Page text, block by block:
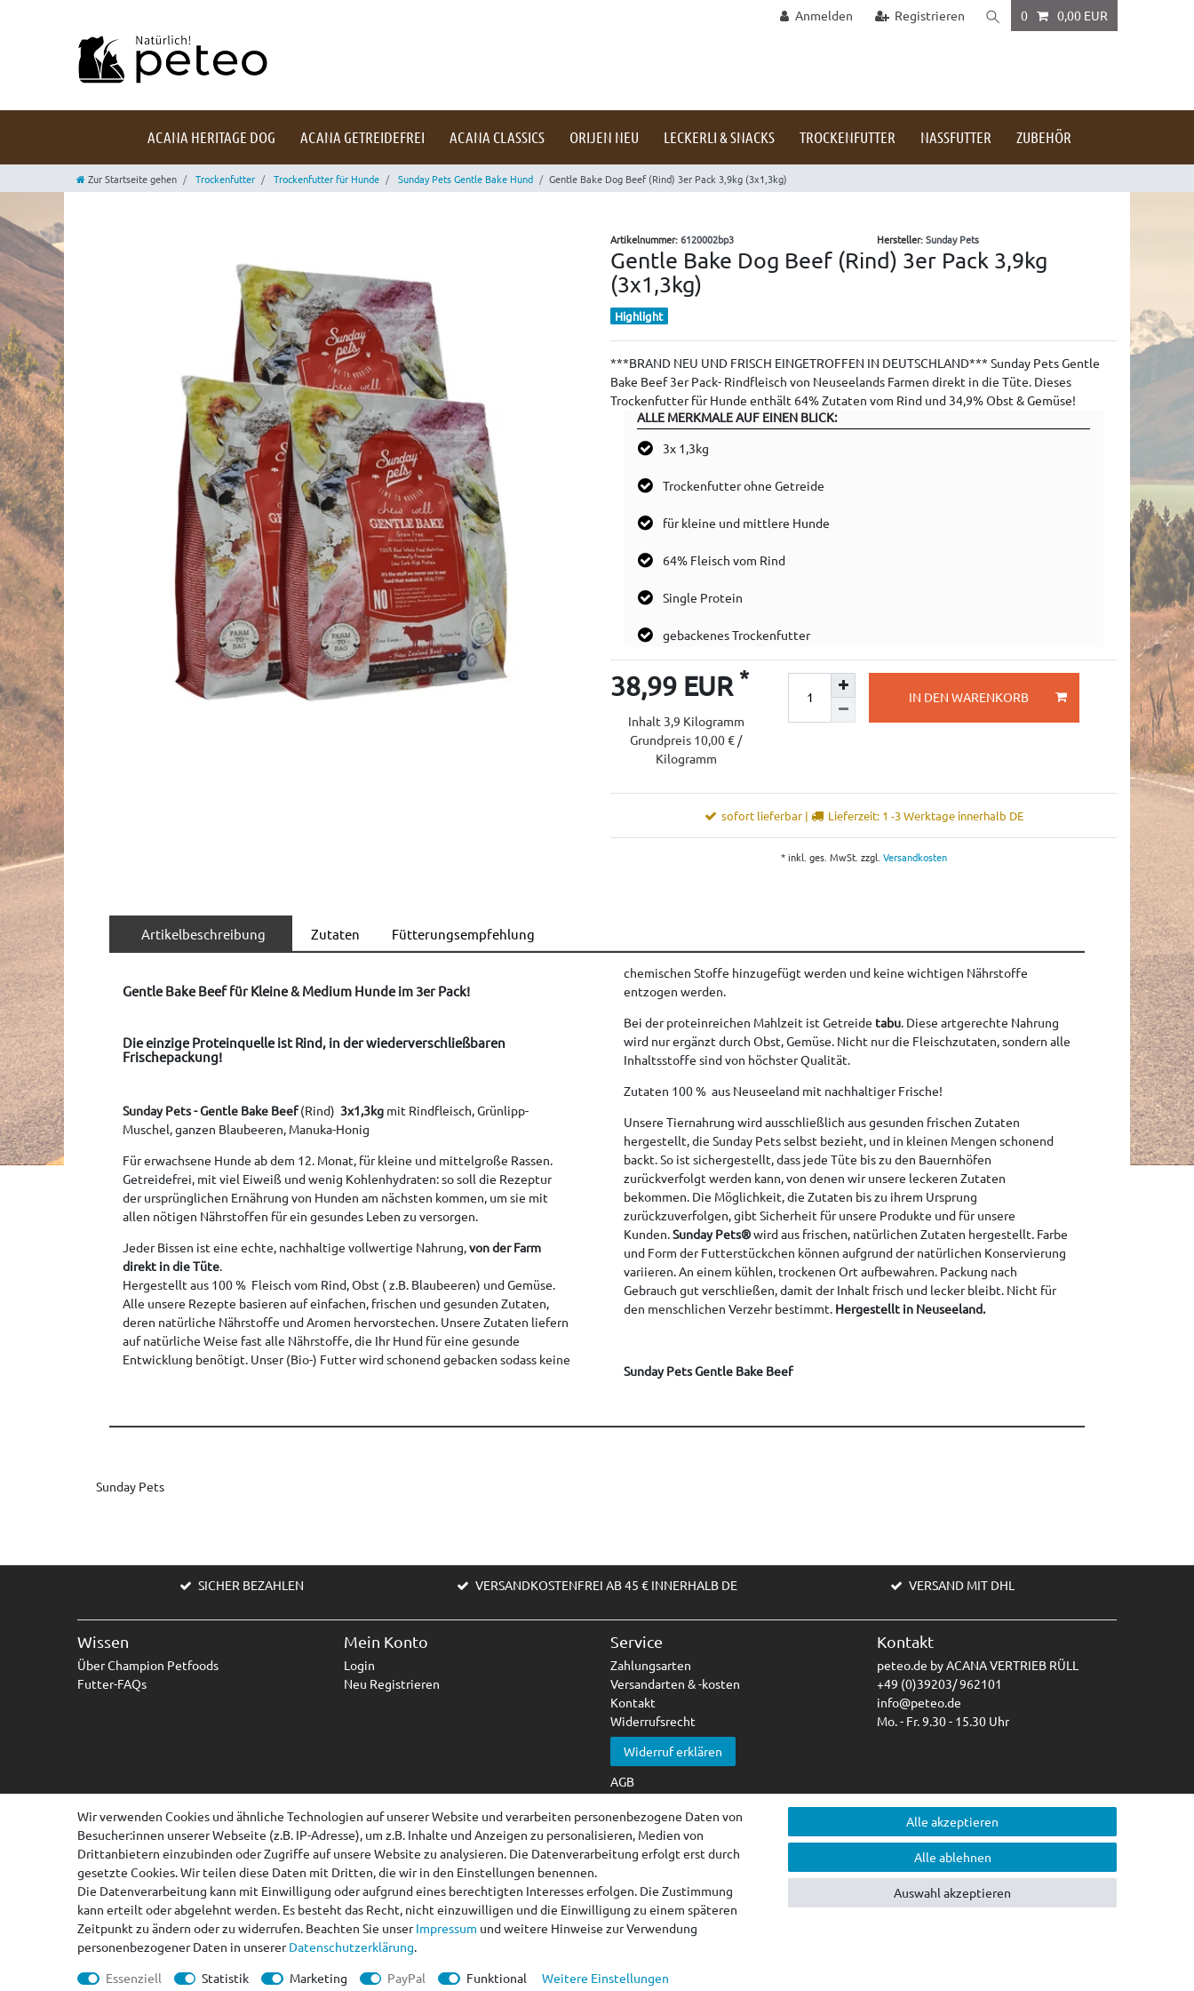
Anmelden Registrieren 0 0,00 EUR
ACANA HERITAGE DOG ACANA GETREIDEFREI ACANA CLASSICS ORIJEN NEU LECKERLI & SNACKS TROCKENFUTTER NASSFUTTER ZUBEHÖR
Zur Startseite gehen Trockenfutter Trockenfutter für Hunde Sunday Pets Gentle Bake Hund Gentle Bake Dog Beef (Rind) 3er Pack 3,9kg (3x1,3kg)
Artikelnummer:6120002bp3 Hersteller:Sunday Pets
Gentle Bake Dog Beef (Rind) 3er Pack 3,9kg
(3x1,3kg)
Highlight
***BRAND NEU UND FRISCH EINGETROFFEN IN DEUTSCHLAND*** Sunday Pets Gentle
Bake Beef 3er Pack- Rindfleisch von Neuseelands Farmen direkt in die Tüte. Dieses
Trockenfutter für Hunde enthält 64% Zutaten vom Rind und 34,9% Obst & Gemüse!
ALLE MERKMALE AUF EINEN BLICK:
3x 1,3kg
Trockenfutter ohne Getreide
für kleine und mittlere Hunde
64% Fleisch vom Rind
Single Protein
gebackenes Trockenfutter
38,99 EUR *
Inhalt 3,9 Kilogramm
Grundpreis 10,00 € /
Kilogramm
IN DEN WARENKORB
sofort lieferbar | Lieferzeit: 1 -3 Werktage innerhalb DE
* inkl. ges. MwSt. zzgl. Versandkosten
Artikelbeschreibung Zutaten Fütterungsempfehlung
Gentle Bake Beef für Kleine & Medium Hunde im 3er Pack!
Die einzige Proteinquelle ist Rind, in der wiederverschließbaren
Frischepackung!
Sunday Pets - Gentle Bake Beef(Rind) 3x1,3kg mit Rindfleisch, Grünlipp-
Muschel, ganzen Blaubeeren, Manuka-Honig
Für erwachsene Hunde ab dem 12. Monat, für kleine und mittelgroße Rassen.
Getreidefrei, mit viel Eiweiß und wenig Kohlenhydraten: so soll die Rezeptur
der ursprünglichen Ernährung von Hunden am nächsten kommen, um sie mit
allen nötigen Nährstoffen für ein gesundes Leben zu versorgen.
Jeder Bissen ist eine echte, nachhaltige vollwertige Nahrung,von der Farm
direkt in die Tüte.
Hergestellt aus 100 % Fleisch vom Rind, Obst ( z.B. Blaubeeren) und Gemüse.
Alle unsere Rezepte basieren auf einfachen, frischen und gesunden Zutaten,
deren natürliche Nährstoffe und Aromen hervorstechen. Unsere Zutaten liefern
auf natürliche Weise fast alle Nährstoffe, die Ihr Hund für eine gesunde
Entwicklung benötigt. Unser (Bio-) Futter wird schonend gebacken sodass keine
chemischen Stoffe hinzugefügt werden und keine wichtigen Nährstoffe
entzogen werden.
Bei der proteinreichen Mahlzeit ist Getreide tabu. Diese artgerechte Nahrung
wird nur ergänzt durch Obst, Gemüse. Nicht nur die Fleischzutaten, sondern alle
Inhaltsstoffe sind von höchster Qualität.
Zutaten 100 % aus Neuseeland mit nachhaltiger Frische!
Unsere Tiernahrung wird ausschließlich aus gesunden frischen Zutaten
hergestellt, die Sunday Pets selbst bezieht, und in kleinen Mengen schonend
backt. So ist sichergestellt, dass jede Tüte bis zu den Bauernhöfen
zurückverfolgt werden kann, von denen wir unsere leckeren Zutaten
bekommen. Die Möglichkeit, die Zutaten bis zu ihrem Ursprung
zurückzuverfolgen, gibt Sicherheit für unsere Produkte und für unsere
Kunden.Sunday Pets®wird aus frischen, natürlichen Zutaten hergestellt. Farbe
und Form der Futterstückchen können aufgrund der natürlichen Konservierung
variieren. An einem kühlen, trockenen Ort aufbewahren. Packung nach
Gebrauch gut verschließen, damit der Inhalt frisch und lecker bleibt. Nicht für
den menschlichen Verzehr bestimmt. Hergestellt in Neuseeland.
Sunday Pets Gentle Bake Beef
Sunday Pets
SICHER BEZAHLEN VERSANDKOSTENFREI AB 45 € INNERHALB DE VERSAND MIT DHL
Wissen
Über Champion Petfoods
Futter-FAQs
Mein Konto
Login
Neu Registrieren
Service
Zahlungsarten
Versandarten & -kosten
Kontakt
Widerrufsrecht
Widerruf erklären
AGB
Impressum
Datenschutzerklärung
Barrierefreiheitserklärung
Kontakt
peteo.de by ACANA VERTRIEB RÜLL
+49 (0)39203/ 962101
info@peteo.de
Mo. - Fr. 9.30 - 15.30 Uhr
Wir verwenden Cookies und ähnliche Technologien auf unserer Website und verarbeiten personenbezogene Daten von
Besucher:innen unserer Webseite (z.B. IP-Adresse), um z.B. Inhalte und Anzeigen zu personalisieren, Medien von
Drittanbietern einzubinden oder Zugriffe auf unsere Website zu analysieren. Die Datenverarbeitung erfolgt erst durch
gesetzte Cookies. Wir teilen diese Daten mit Dritten, die wir in den Einstellungen benennen.
Die Datenverarbeitung kann mit Einwilligung oder aufgrund eines berechtigten Interesses erfolgen. Die Zustimmung
kann erteilt oder abgelehnt werden. Es besteht das Recht, nicht einzuwilligen und die Einwilligung zu einem späteren
Zeitpunkt zu ändern oder zu widerrufen. Beachten Sie unserImpressum und weitere Hinweise zur Verwendung
personenbezogener Daten in unsererDaten­schutz­erklärung.
Essenziell
Statistik Marketing PayPal Funktional Weitere Einstellungen
Alle akzeptieren
Alle ablehnen
Auswahl akzeptieren